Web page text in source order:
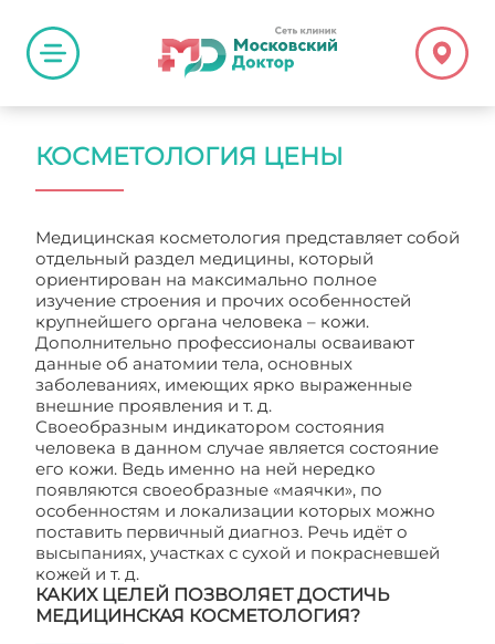
КОСМЕТОЛОГИЯ ЦЕНЫ
Медицинская косметология представляет собой
отдельный раздел медицины, который
ориентирован на максимально полное
изучение строения и прочих особенностей
крупнейшего органа человека – кожи.
Дополнительно профессионалы осваивают
данные об анатомии тела, основных
заболеваниях, имеющих ярко выраженные
внешние проявления и т. д.
Своеобразным индикатором состояния
человека в данном случае является состояние
его кожи. Ведь именно на ней нередко
появляются своеобразные «маячки», по
особенностям и локализации которых можно
поставить первичный диагноз. Речь идёт о
высыпаниях, участках с сухой и покрасневшей
кожей и т. д.
КАКИХ ЦЕЛЕЙ ПОЗВОЛЯЕТ ДОСТИЧЬ
МЕДИЦИНСКАЯ КОСМЕТОЛОГИЯ?